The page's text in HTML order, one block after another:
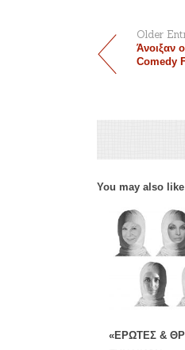
Older
Άνοιξαν
Comedy
You may also
«ΕΡΩΤΕΣ &